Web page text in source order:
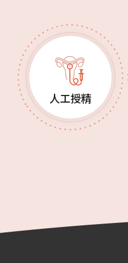
人工授精